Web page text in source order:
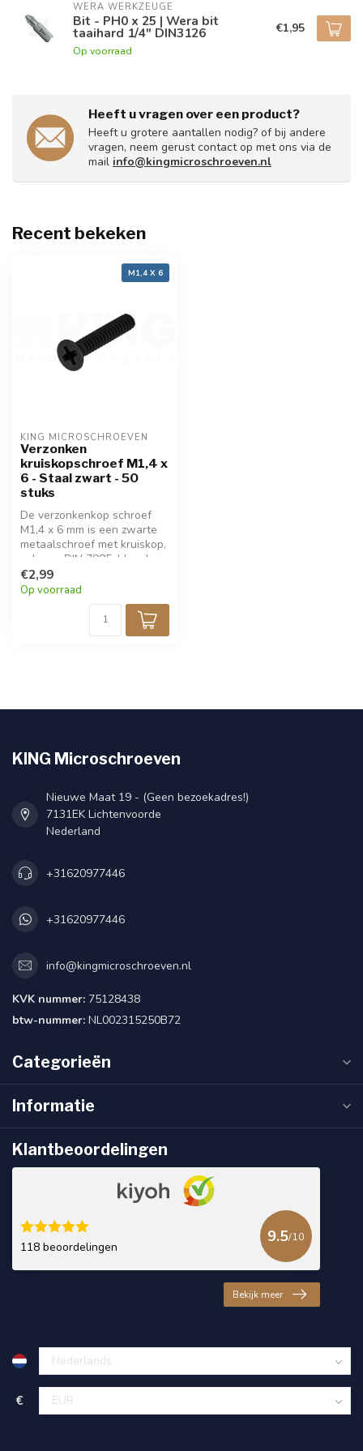
WERA WERKZEUGE
Bit - PH0 x 25 | Wera bit
taaihard 1/4" DIN3126
Op voorraad
€1,95
Heeft u vragen over een product?
Heeft u grotere aantallen nodig? of bij andere
vragen, neem gerust contact op met ons via de
mail info@kingmicroschroeven.nl
Recent bekeken
M1,4 X 6
KING MICROSCHROEVEN
Verzonken
kruiskopschroef M1,4 x
6 - Staal zwart - 50
stuks
De verzonkenkop schroef
M1,4 x 6 mm is een zwarte
metaalschroef met kruiskop,
volgens DIN 7985. Ideaal
voor precisiewerk in
modelbouw en elektronica.
Verpakt per 50 stuks. Voor
bevestigingen waar de
schroef verzonken moet
€2,99
Op voorraad
KING Microschroeven
Nieuwe Maat 19 - (Geen bezoekadres!)
7131EK Lichtenvoorde
Nederland
+31620977446
+31620977446
info@kingmicroschroeven.nl
KVK nummer: 75128438
btw-nummer: NL002315250B72
Categorieën
Informatie
Klantbeoordelingen
118 beoordelingen
9.5/10
Bekijk meer
€